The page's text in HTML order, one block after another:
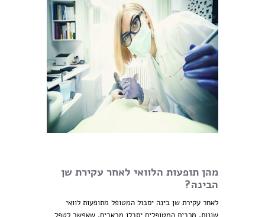
מהן תופעות הלוואי לאחר עקירת שן
הבינה?
לאחר עקירת שן בינה יסבול המטופל מתופעות לוואי